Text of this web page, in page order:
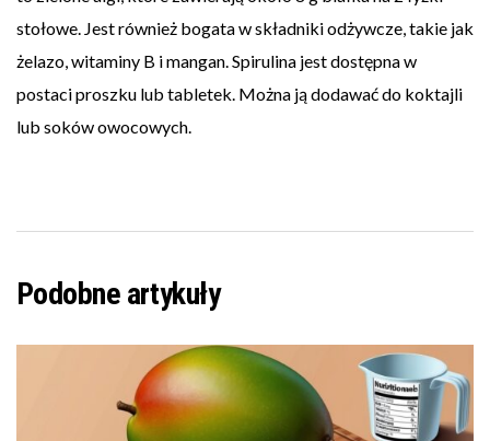
stołowe. Jest również bogata w składniki odżywcze, takie jak
żelazo, witaminy B i mangan. Spirulina jest dostępna w
postaci proszku lub tabletek. Można ją dodawać do koktajli
lub soków owocowych.
Podobne artykuły